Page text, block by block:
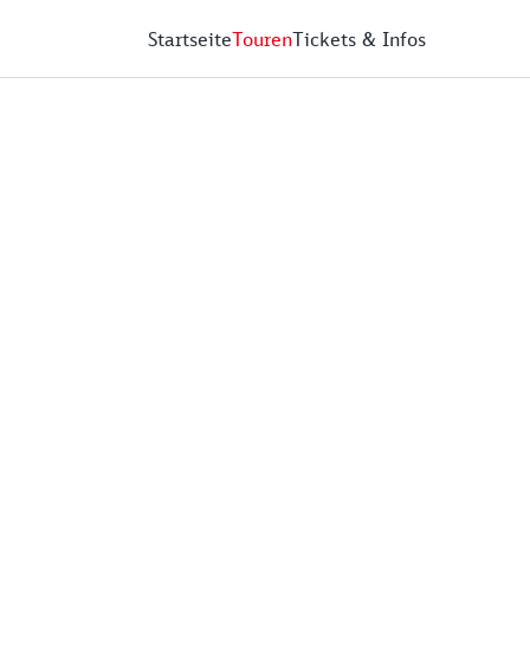
StartseiteTourenTickets & Infos